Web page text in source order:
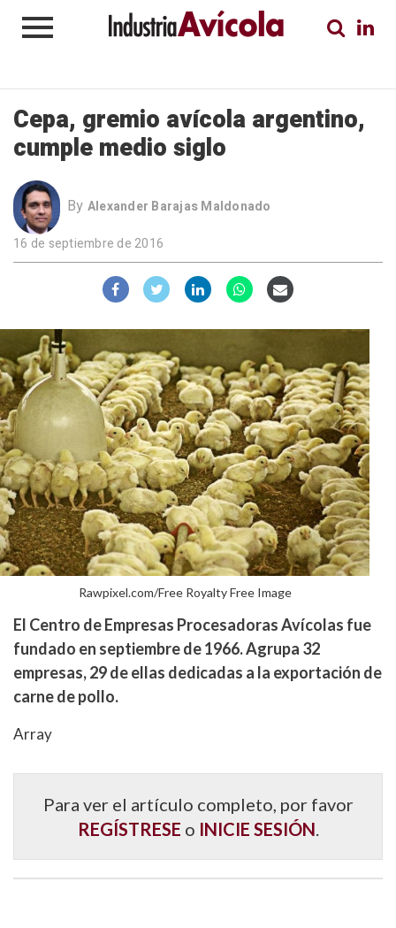
Cepa, gremio avícola argentino,
cumple medio siglo
By Alexander Barajas Maldonado
16 de septiembre de 2016
Rawpixel.com/Free Royalty Free Image
El Centro de Empresas Procesadoras Avícolas fue
fundado en septiembre de 1966. Agrupa 32
empresas, 29 de ellas dedicadas a la exportación de
carne de pollo.
Array
Para ver el artículo completo, por favor
REGÍSTRESE o INICIE SESIÓN.